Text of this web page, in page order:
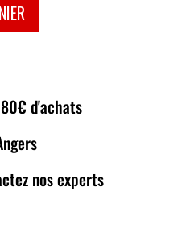
d'achats
nos experts